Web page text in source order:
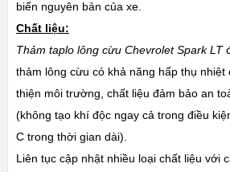
biến nguyên bản của xe.
Chất liệu:
Thảm taplo lông cừu Chevrolet Spark LT
thảm lông cừu có khả năng hấp thụ nhiệt
thiện môi trường, chất liệu đảm bảo an
(không tạo khí độc ngay cả trong điều
C trong thời gian dài).
Liên tục cập nhật nhiều loại chất liệu với